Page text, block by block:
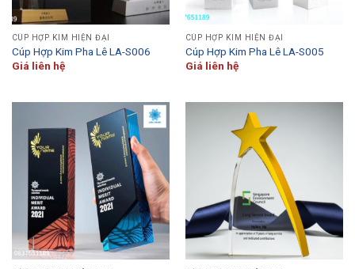
CÚP HỢP KIM HIỆN ĐẠI
Cúp Hợp Kim Pha Lê LA-S006
Giá liên hệ
CÚP HỢP KIM HIỆN ĐẠI
Cúp Hợp Kim Pha Lê LA-S005
Giá liên hệ